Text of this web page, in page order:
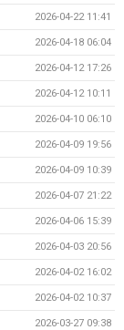
2026-04-22 11:41
2026-04-18 06:04
2026-04-12 17:26
2026-04-12 10:11
2026-04-10 06:10
2026-04-09 19:56
2026-04-09 10:39
2026-04-07 21:22
2026-04-06 15:39
2026-04-03 20:56
2026-04-02 16:02
2026-04-02 10:37
2026-03-27 09:38